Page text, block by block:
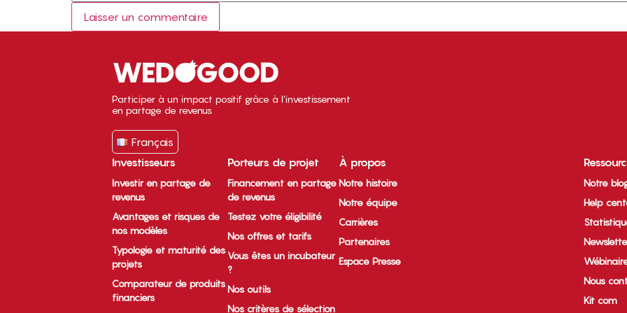
Participer à un impact positif grâce à l’investissement
en partage de revenus
Français
Investisseurs
Investir en partage de
revenus
Avantages et risques de
nos modèles
Typologie et maturité des
projets
Comparateur de produits
financiers
Porteurs de projet
Financement en partage
de revenus
Testez votre éligibilité
Nos offres et tarifs
Vous êtes un incubateur
?
Nos outils
Nos critères de sélection
À propos
Notre histoire
Notre équipe
Carrières
Partenaires
Espace Presse
Notre
Help
Nous
Kit com